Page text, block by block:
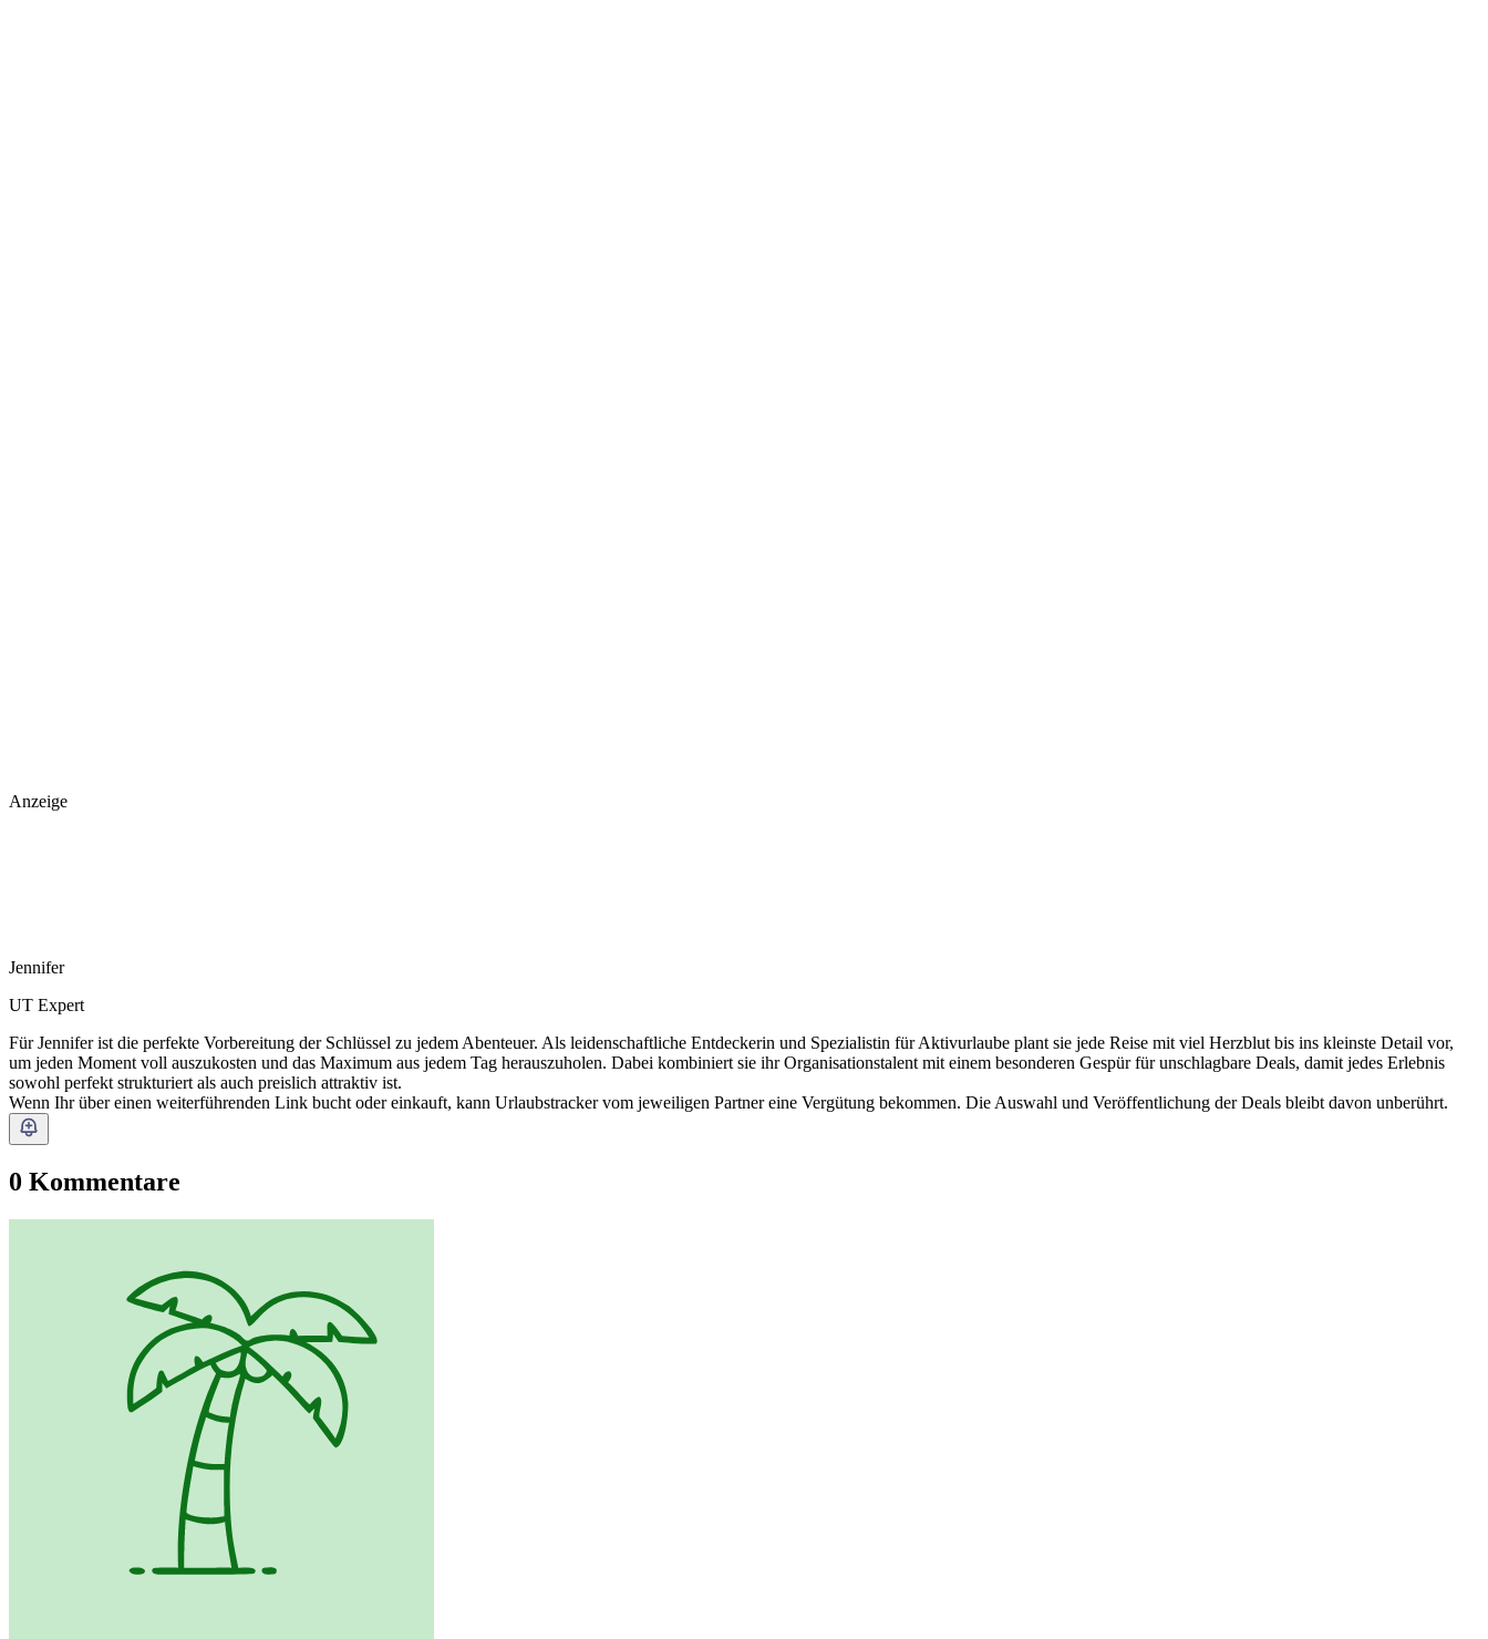
Anzeige
Jennifer
UT Expert
Für Jennifer ist die perfekte Vorbereitung der Schlüssel zu jedem Abenteuer. Als leidenschaftliche Entdeckerin und Spezialistin für Aktivurlaube plant sie jede Reise mit viel Herzblut bis ins kleinste Detail vor,
um jeden Moment voll auszukosten und das Maximum aus jedem Tag herauszuholen. Dabei kombiniert sie ihr Organisationstalent mit einem besonderen Gespür für unschlagbare Deals, damit jedes Erlebnis
sowohl perfekt strukturiert als auch preislich attraktiv ist.
Wenn Ihr über einen weiterführenden Link bucht oder einkauft, kann Urlaubstracker vom jeweiligen Partner eine Vergütung bekommen. Die Auswahl und Veröffentlichung der Deals bleibt davon unberührt.
0 Kommentare